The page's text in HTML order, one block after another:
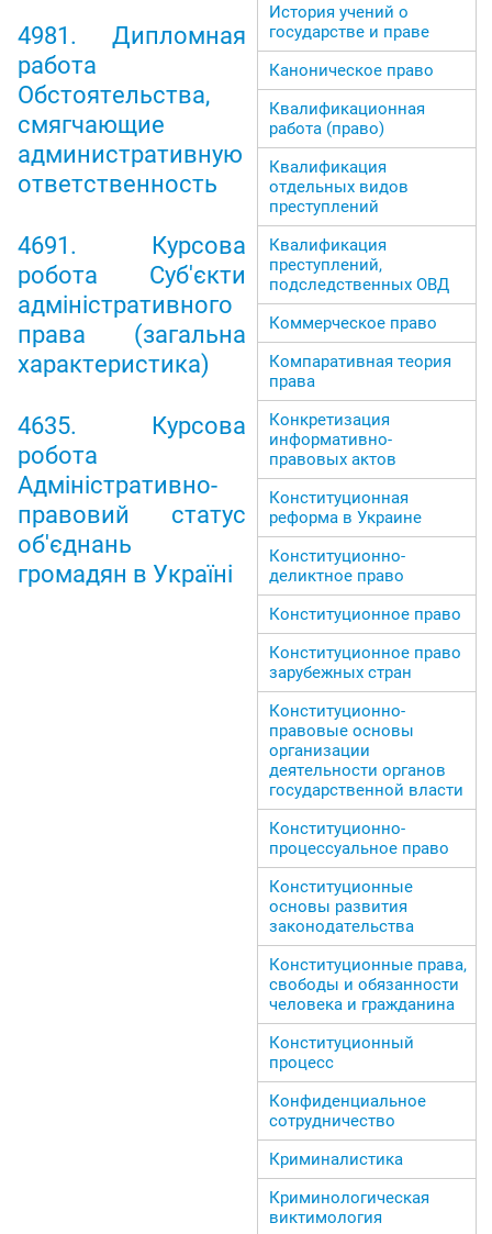
4981. Дипломная
работа
Обстоятельства,
смягчающие
административную
ответственность
4691. Курсова
робота Суб'єкти
адміністративного
права (загальна
характеристика)
4635. Курсова
робота
Адміністративно-
правовий статус
об'єднань
громадян в Україні
История учений о
государстве и праве
Каноническое право
Квалификационная
работа (право)
Квалификация
отдельных видов
преступлений
Квалификация
преступлений,
подследственных ОВД
Коммерческое право
Компаративная теория
права
Конкретизация
информативно-
правовых актов
Конституционная
реформа в Украине
Конституционно-
деликтное право
Конституционное право
Конституционное право
зарубежных стран
Конституционно-
правовые основы
организации
деятельности органов
государственной власти
Конституционно-
процессуальное право
Конституционные
основы развития
законодательства
Конституционные права,
свободы и обязанности
человека и гражданина
Конституционный
процесс
Конфиденциальное
сотрудничество
Криминалистика
Криминологическая
виктимология